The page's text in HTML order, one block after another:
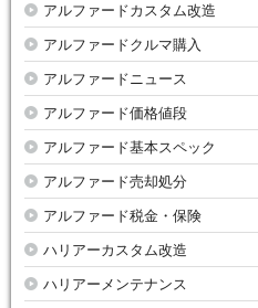
アルファードカスタム改造
アルファードクルマ購入
アルファードニュース
アルファード価格値段
アルファード基本スペック
アルファード売却処分
アルファード税金・保険
ハリアーカスタム改造
ハリアーメンテナンス